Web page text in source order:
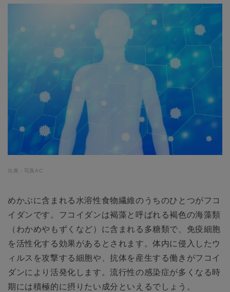
出典：写真AC
めかぶに含まれる水溶性食物繊維のうちのひとつがフコ
イダンです。フコイダンは褐藻と呼ばれる褐色の海藻類
（わかめやもずくなど）に含まれる多糖類で、免疫細胞
を活性化する効果があるとされます。体内に侵入したウ
ィルスを攻撃する細胞や、抗体を産生する働きがフコイ
ダンにより活発化します。流行性の感染症が多くなる時
期には積極的に摂りたい成分といえるでしょう。